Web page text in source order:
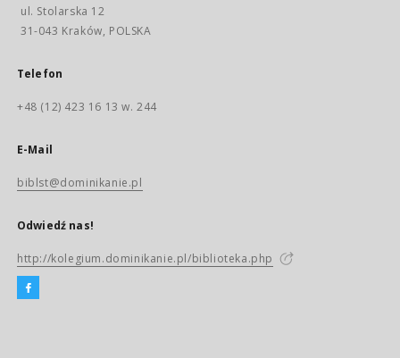
ul. Stolarska 12
31-043 Kraków, POLSKA
Telefon
+48 (12) 423 16 13 w. 244
E-Mail
biblst@dominikanie.pl
Odwiedź nas!
http://kolegium.dominikanie.pl/biblioteka.php